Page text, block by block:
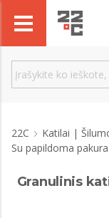
22C Katilai |
Su papildoma pakura
Granulinis